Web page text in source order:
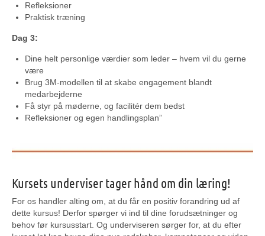
Refleksioner
Praktisk træning
Dag 3:
Dine helt personlige værdier som leder – hvem vil du gerne
være
Brug 3M-modellen til at skabe engagement blandt
medarbejderne
Få styr på møderne, og facilitér dem bedst
Refleksioner og egen handlingsplan”
Kursets underviser tager hånd om din læring!
For os handler alting om, at du får en positiv forandring ud af
dette kursus! Derfor spørger vi ind til dine forudsætninger og
behov før kursusstart. Og underviseren sørger for, at du efter